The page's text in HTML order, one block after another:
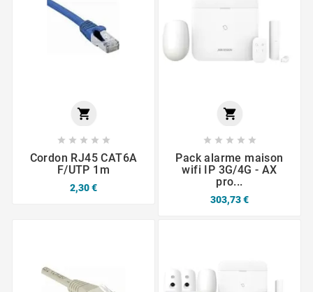

    
Cordon RJ45 CAT6A
F/UTP 1m
2,30 €

    
Pack alarme maison
wifi IP 3G/4G - AX
pro...
303,73 €